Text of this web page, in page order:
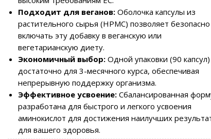
Подходит для веганов:Оболочка капсулы из
растительного сырья (HPMC) позволяет безопасно
включать эту добавку в веганскую или
вегетарианскую диету.
Экономичный выбор:Одной упаковки (90 капсул)
достаточно для 3-месячного курса, обеспечивая
непрерывную поддержку организма.
Эффективное усвоение:Сбалансированная
разработана для быстрого и легкого усвоения
аминокислот для достижения наилучших
для вашего здоровья.